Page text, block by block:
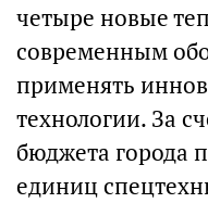
четыре новые
современным
применять
технологии. За
бюджета города
единиц